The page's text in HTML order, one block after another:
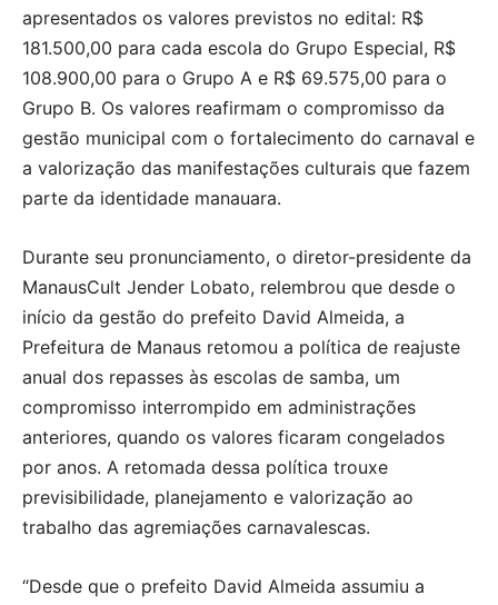
apresentados os valores previstos no edital: R$
181.500,00 para cada escola do Grupo Especial, R$
108.900,00 para o Grupo A e R$ 69.575,00 para o
Grupo B. Os valores reafirmam o compromisso da
gestão municipal com o fortalecimento do carnaval e
a valorização das manifestações culturais que fazem
parte da identidade manauara.
Durante seu pronunciamento, o diretor-presidente da
ManausCult Jender Lobato, relembrou que desde o
início da gestão do prefeito David Almeida, a
Prefeitura de Manaus retomou a política de reajuste
anual dos repasses às escolas de samba, um
compromisso interrompido em administrações
anteriores, quando os valores ficaram congelados
por anos. A retomada dessa política trouxe
previsibilidade, planejamento e valorização ao
trabalho das agremiações carnavalescas.
“Desde que o prefeito David Almeida assumiu a